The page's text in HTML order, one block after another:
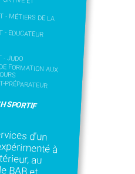
- MÉTIERS DE LA
- EDUCATEUR
- JUDO
FORMATION AUX
PRÉPARATEUR
SPORTIF
d'un
à
au
le BAB et
des
100%